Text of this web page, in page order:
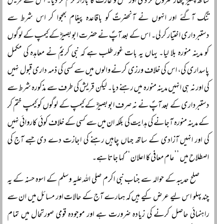
تنگ آگئے اور انہوں نے آنحضرتؐ کو باقاعدہ پیغام بھجوا کر اس شرط سے
دستبرداری اختیار کر لی۔ اس کے بعد آپؐ نے حضرت ابوبصیرؓ کے کیمپ کے لوگوں
کو مدینہ منورہ بلا لیا۔ یہاں یہ بات غور طلب ہے کہ نبی کریمؐ نے معاہدہ کی مکمل
پاسداری کی، اس کی خلاف ورزی کرنے والوں میں سے کسی کی ذمہ داری قبول نہیں
کی اور نہ ہی انہیں مدینہ منورہ میں رہنے دیا۔ لیکن قریش کی طرف سے مذکورہ شرط سے
دستبرداری کے بعد آپؐ نے نہ صرف ابوبصیرؓ کے کیمپ کے لوگوں کو کیمپ ختم کر
کے مدینہ منورہ آجانے کی ہدایت کی بلکہ ان میں سے کسی کے خلاف کوئی کاروائی نہیں
کی اور انہیں آزادی کے ساتھ جہاں چاہیں رہنے کی اجازت دے دی جسے آج کی
اصطلاح میں ’’عام معافی کا اعلان‘‘ کہا جاتا ہے۔
صلح حدیبہ کے حوالہ سے جناب نبی اکرم صلی اللہ علیہ وسلم کے اسوہ حسنہ کے یہ
چند پہلو اس لیے عرض کیے ہیں کہ ہمارے آج کے حالات اور مسائل میں ان سے
راہنمائی حاصل کرنے کی زیادہ ضرورت ہے اور موجودہ قومی صورتحال میں تمام